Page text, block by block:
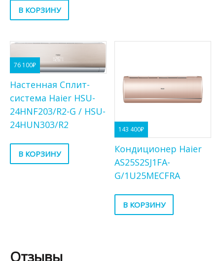
В КОРЗИНУ
76 100₽
Настенная Сплит-
система Haier HSU-
24HNF203/R2-G / HSU-
24HUN303/R2
В КОРЗИНУ
143 400₽
Кондиционер Haier
AS25S2SJ1FA-
G/1U25MECFRA
В КОРЗИНУ
Отзывы